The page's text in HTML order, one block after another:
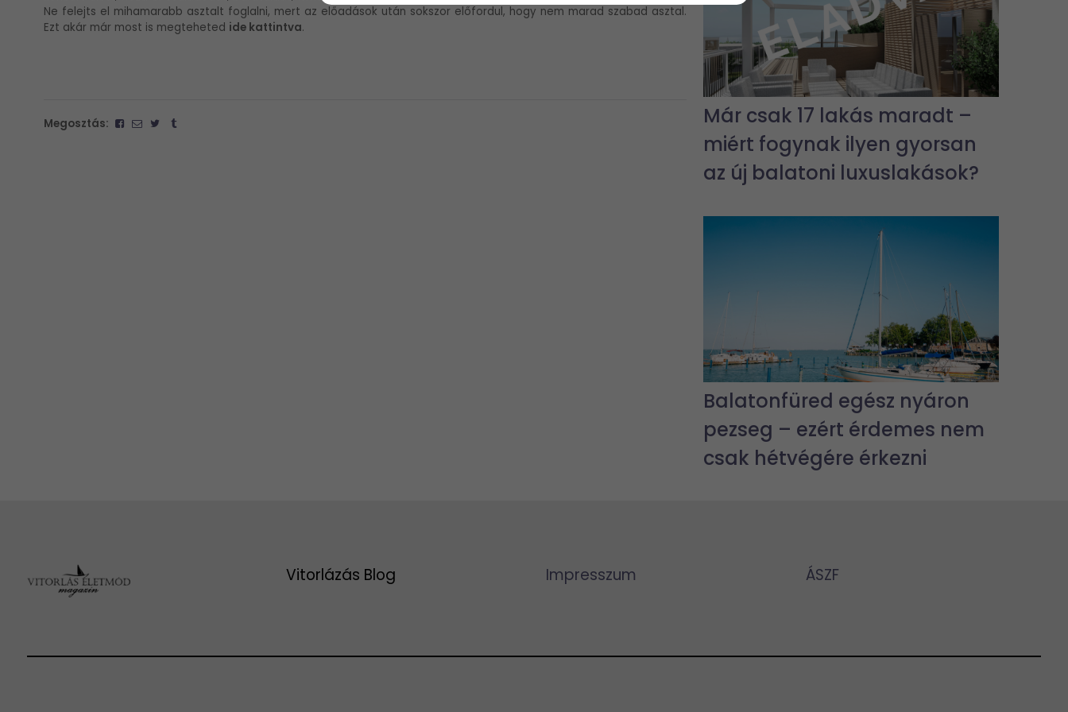
Ne felejts el mihamarabb asztalt foglalni, mert az előadások után sokszor előfordul, hogy nem marad szabad asztal.
Ezt akár már most is megteheted ide kattintva.
Megosztás:
Már csak 17 lakás maradt –
miért fogynak ilyen gyorsan
az új balatoni luxuslakások?
Balatonfüred egész nyáron
pezseg – ezért érdemes nem
csak hétvégére érkezni
Vitorlázás Blog Impresszum ÁSZF